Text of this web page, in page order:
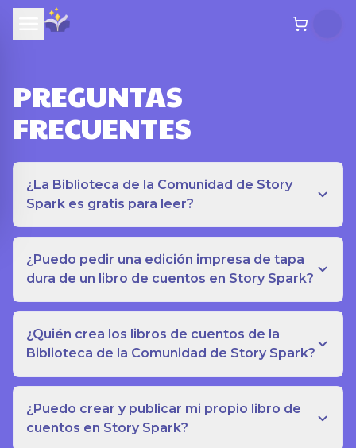
PREGUNTAS
FRECUENTES
¿La Biblioteca de la Comunidad de Story
Spark es gratis para leer?
¿Puedo pedir una edición impresa de tapa
dura de un libro de cuentos en Story Spark?
¿Quién crea los libros de cuentos de la
Biblioteca de la Comunidad de Story Spark?
¿Puedo crear y publicar mi propio libro de
cuentos en Story Spark?